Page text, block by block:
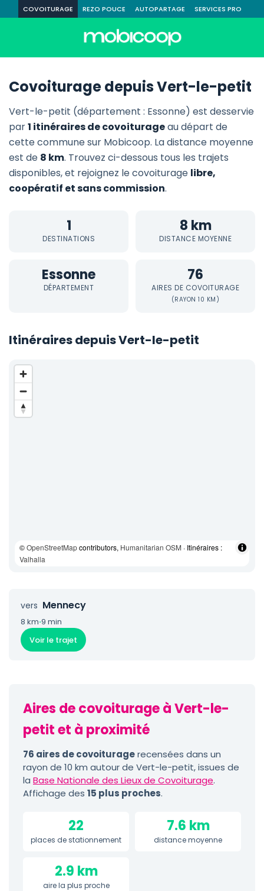
COVOITURAGE REZO POUCE AUTOPARTAGE SERVICES PRO
Covoiturage depuis Vert-le-petit
Vert-le-petit (département : Essonne) est desservie
par1 itinéraires de covoiturageau départ de
cette commune sur Mobicoop. La distance moyenne
est de 8 km. Trouvez ci-dessous tous les trajets
disponibles, et rejoignez le covoiturage libre,
coopératif et sans commission.
1
DESTINATIONS
8 km
DISTANCE MOYENNE
Essonne
DÉPARTEMENT
76
AIRES DE COVOITURAGE
(RAYON 10 KM)
Itinéraires depuis Vert-le-petit
©OpenStreetMapcontributors, Humanitarian OSM · Itinéraires :
Valhalla
vers Mennecy
8 km·9 min
Voir le trajet
Aires de covoiturage à Vert-le-
petit et à proximité
76 aires de covoituragerecensées dans un
rayon de 10 km autour de Vert-le-petit, issues de
la Base Nationale des Lieux de Covoiturage.
Affichage des 15 plus proches.
22
places de stationnement
7.6 km
distance moyenne
2.9 km
aire la plus proche